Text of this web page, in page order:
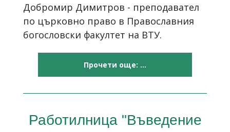
Добромир Димитров - преподавател
по църковно право в Православния
богословски факултет на ВТУ.
Прочети още: ...
Работилница "Въведение